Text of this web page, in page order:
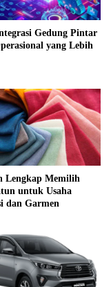
Gedung Pintar
yang Lebih
Lengkap Memilih
untuk Usaha
dan Garmen